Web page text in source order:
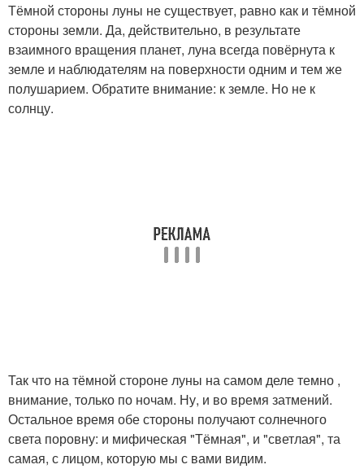
Тёмной стороны луны не существует, равно как и тёмной
стороны земли. Да, действительно, в результате
взаимного вращения планет, луна всегда повёрнута к
земле и наблюдателям на поверхности одним и тем же
полушарием. Обратите внимание: к земле. Но не к
солнцу.
Так что на тёмной стороне луны на самом деле темно ,
внимание, только по ночам. Ну, и во время затмений.
Остальное время обе стороны получают солнечного
света поровну: и мифическая "Тёмная", и "светлая", та
самая, с лицом, которую мы с вами видим.